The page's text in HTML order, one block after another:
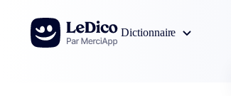
Aller au contenu
Dictionnaire